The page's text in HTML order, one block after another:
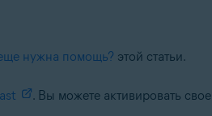
нужна помощь? этой статьи.
. Вы можете активировать свое